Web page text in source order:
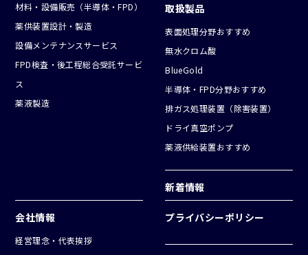
材料・設備販売（半導体・FPD）
薬供装置設計・製造
設備メンテナンスサービス
FPD検査・後工程総合受託サービ
ス
薬液製造
取扱製品
表面処理分野おすすめ
無水クロム酸
BlueGold
半導体・FPD分野おすすめ
排ガス処理装置（除害装置）
ドライ真空ポンプ
薬液供給装置おすすめ
新着情報
会社情報
経営理念・代表挨拶
プライバシーポリシー